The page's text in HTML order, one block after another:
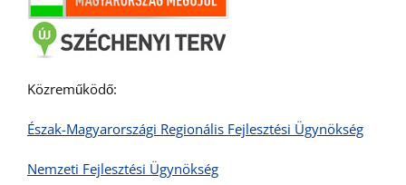
Közreműködő:
Észak-Magyarországi Regionális Fejlesztési Ügynökség
Nemzeti Fejlesztési Ügynökség